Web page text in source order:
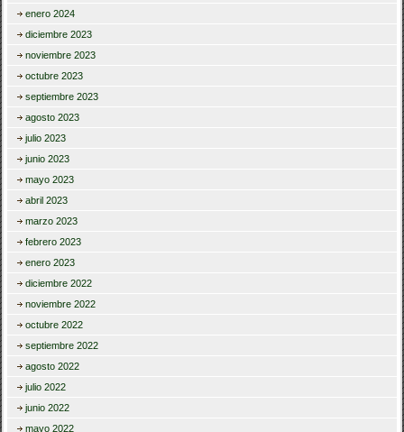
enero 2024
diciembre 2023
noviembre 2023
octubre 2023
septiembre 2023
agosto 2023
julio 2023
junio 2023
mayo 2023
abril 2023
marzo 2023
febrero 2023
enero 2023
diciembre 2022
noviembre 2022
octubre 2022
septiembre 2022
agosto 2022
julio 2022
junio 2022
mayo 2022